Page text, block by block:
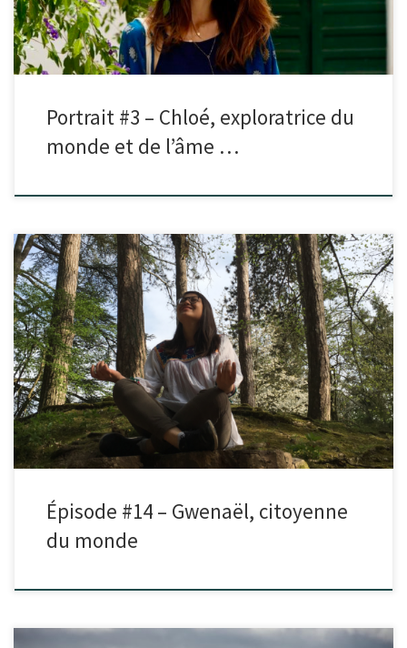
Portrait #3 – Chloé, exploratrice du
monde et de l’âme …
Dans cet épisode, je reçois Gwenaël. Gwenaël a un parcours vraiment
atypique. Après une enfance à déménager et voyager aux […]
Épisode #14 – Gwenaël, citoyenne
du monde